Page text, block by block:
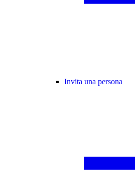
Invita una persona